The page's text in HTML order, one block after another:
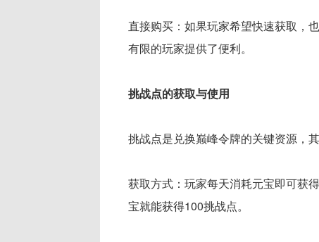
直接购买：如果玩家希望快速获取，
有限的玩家提供了便利。
挑战点的获取与使用
挑战点是兑换巅峰令牌的关键资源，
获取方式：玩家每天消耗元宝即可获
宝就能获得100挑战点。